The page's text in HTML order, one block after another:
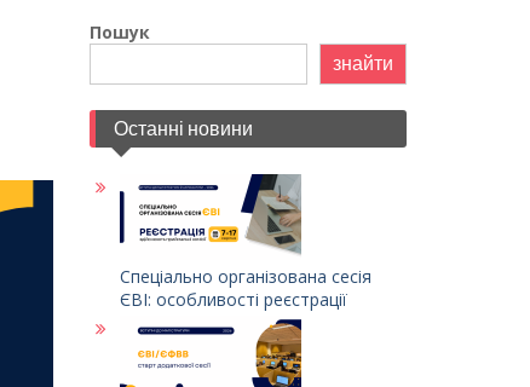
Пошук
знайти
Останні новини
Спеціально організована сесія
ЄВІ: особливості реєстрації